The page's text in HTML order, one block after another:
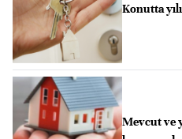
Konutta
Mevcut ve